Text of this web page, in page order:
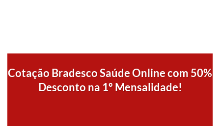
Cotação Bradesco Saúde Online com 50%
Desconto na 1º Mensalidade!